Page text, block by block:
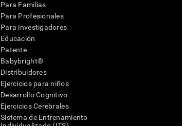
Para Familias
Para Profesionales
Para investigadores
Educación
Patente
Babybright®
Distribuidores
Ejercicios para niños
Desarrollo Cognitivo
Ejercicios Cerebrales
Sistema de Entrenamiento